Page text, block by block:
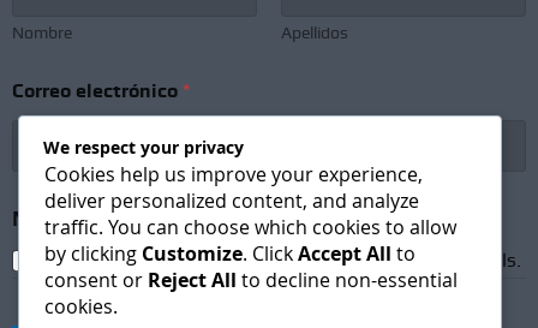
t
n
e
s
Nombre Apellidos
Correo electrónico *
Newsletter Subscription*
I agree to receive newsletters and promotional emails.
We respect your privacy
Cookies help us improve your experience,
deliver personalized content, and analyze
traffic. You can choose which cookies to allow
by clicking Customize. ClickAccept All to
consent or Reject All to decline non-essential
cookies.